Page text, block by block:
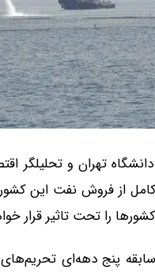
تهران و تحلیلگر
کامل از فروش نفت این
را تحت تاثیر قرار
سابقه پنج دهه‌ای